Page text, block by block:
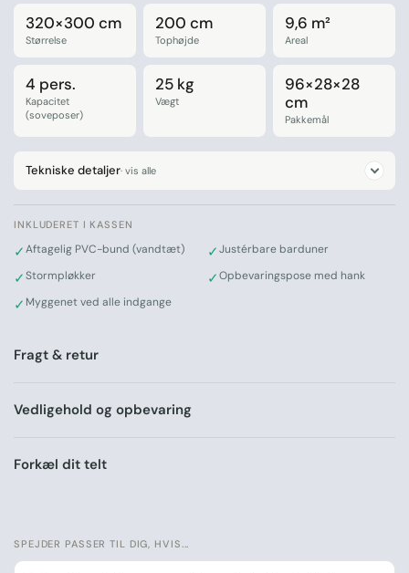
Hvorfor du vil elske det:
luftmadrasser
60 cm væghøjde hele vejen rundt – ingen
Dør i begge ender – perfekt ventilation på varme
sommerdage
lanterne
Klar til lidt nostalgi under åben himmel?
320×300 cm
Størrelse
200 cm
Tophøjde
9,6 m²
Areal
4 pers.
Kapacitet
(soveposer)
25 kg
Vægt
96×28×28
cm
Pakkemål
Tekniske detaljer· vis alle
INKLUDERET I KASSEN
✓Aftagelig PVC-bund (vandtæt) ✓Justérbare barduner
✓Stormpløkker ✓Opbevaringspose med hank
✓ Myggenet ved alle indgange
Fragt & retur
Vedligehold og opbevaring
Forkæl dit telt
SPEJDER PASSER TIL DIG, HVIS...